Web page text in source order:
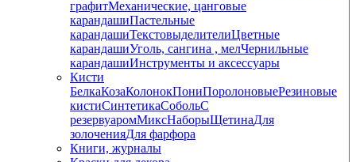
графитМеханические, цанговые
карандашиПастельные
карандашиТекстовыделителиЦветные
карандашиУголь, сангина , мелЧернильные
карандашиИнструменты и аксессуары
Кисти
БелкаКозаКолонокПониПоролоновыеРезиновые
кистиСинтетикаСобольС
резервуаромМиксНаборыЩетинаДля
золоченияДля фарфора
Книги, журналы